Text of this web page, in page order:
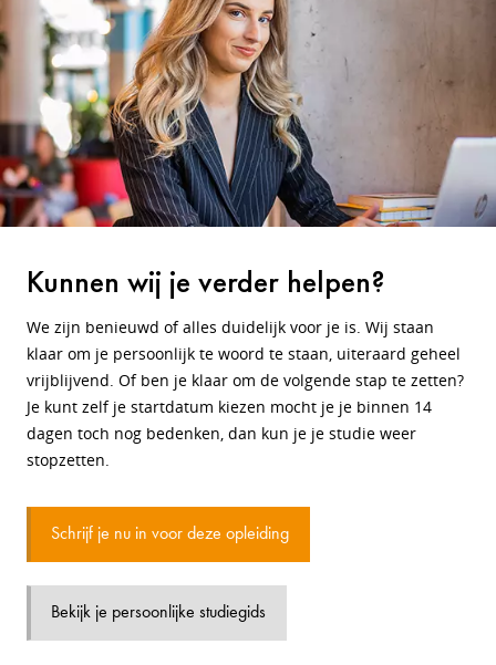
Kunnen wij je verder helpen?
We zijn benieuwd of alles duidelijk voor je is. Wij staan
klaar om je persoonlijk te woord te staan, uiteraard geheel
vrijblijvend. Of ben je klaar om de volgende stap te zetten?
Je kunt zelf je startdatum kiezen mocht je je binnen 14
dagen toch nog bedenken, dan kun je je studie weer
stopzetten.
Schrijf je nu in voor deze opleiding
Bekijk je persoonlijke studiegids